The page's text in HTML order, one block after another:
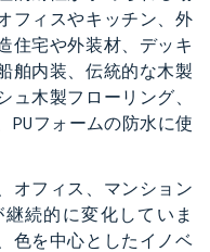
フィスやキッチン、外
住宅や外装材、デッキ
舶内装、伝統的な木製
ュ木製フローリング、
PUフォームの防水に使
オフィス、マンション
続的に変化していま
色を中心としたイノベ